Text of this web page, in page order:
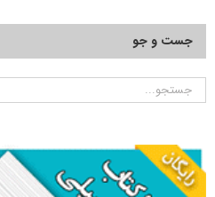
جست و جو
جستجو